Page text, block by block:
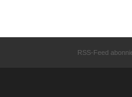
RSS-Feed